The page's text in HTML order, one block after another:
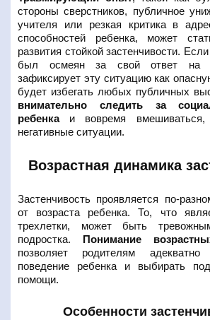
стороны сверстников, публичное
учителя или резкая критика в
способностей ребенка, может
развития стойкой застенчивости.
был осмеян за свой ответ на
зафиксирует эту ситуацию как
будет избегать любых публичных
внимательно следить за
ребенкаи вовремя вмешиваться,
негативные ситуации.
Возрастная динамика
Застенчивость проявляется по-
от возраста ребенка. То, что
трехлетки, может быть
подростка. Понимание
позволяет родителям адекватно
поведение ребенка и выбирать
помощи.
Особенности